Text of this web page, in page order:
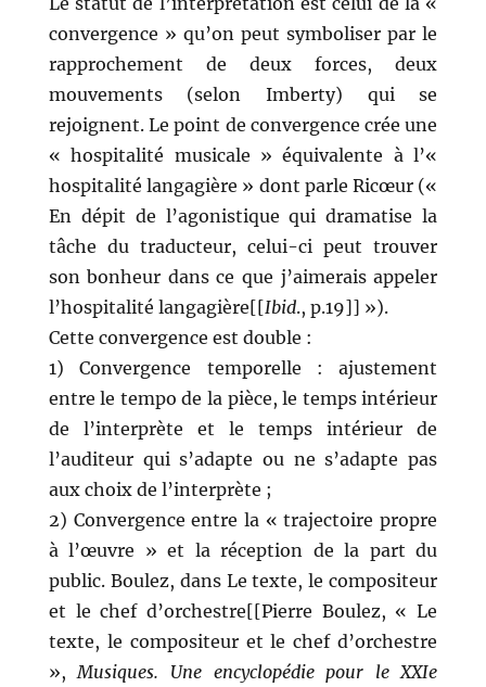
convergence » qu’on peut symboliser par le
rapprochement de deux forces, deux
mouvements (selon Imberty) qui se
rejoignent. Le point de convergence crée une
« hospitalité musicale » équivalente à l’«
hospitalité langagière » dont parle Ricœur («
En dépit de l’agonistique qui dramatise la
tâche du traducteur, celui-ci peut trouver
son bonheur dans ce que j’aimerais appeler
l’hospitalité langagière[[Ibid., p.19]] »).
Cette convergence est double :
1) Convergence temporelle : ajustement
entre le tempo de la pièce, le temps intérieur
de l’interprète et le temps intérieur de
l’auditeur qui s’adapte ou ne s’adapte pas
aux choix de l’interprète ;
2) Convergence entre la « trajectoire propre
à l’œuvre » et la réception de la part du
public. Boulez, dans Le texte, le compositeur
et le chef d’orchestre[[Pierre Boulez, « Le
texte, le compositeur et le chef d’orchestre
»,Musiques. Une encyclopédie pour le XXIe